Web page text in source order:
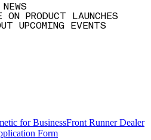
PRODUCT LAUNCHES
UPCOMING EVENTS
for BusinessFront Runner Dealer
Form